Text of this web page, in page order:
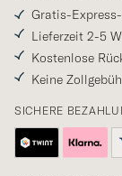
Gratis-
Lieferzeit 2-5
Kostenlose
Keine
SICHERE